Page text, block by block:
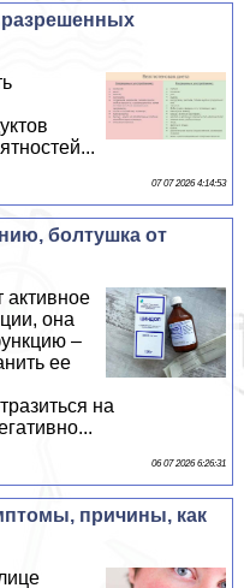
разрешенных
07 07 2026 4:14:53
болтушка от
активное
она
–
ее
на
06 07 2026 6:26:31
причины, как